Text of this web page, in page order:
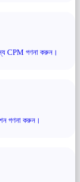
CPM গণনা করুন।
গণনা করুন।